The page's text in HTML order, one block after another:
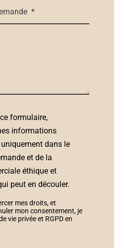
formulaire,
informations
dans le
et de la
éthique et
peut en découler.
mes droits, et
mon consentement, je
vie privée et RGPD en